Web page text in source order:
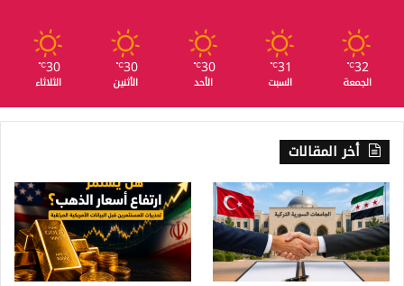
32
℃
الجمعة
31
℃
السبت
30
℃
الأحد
30
℃
الأثنين
30
℃
الثلاثاء
أخر المقالات